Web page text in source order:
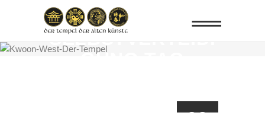
SELBSTVERTEIDI
GUNG TAG
28